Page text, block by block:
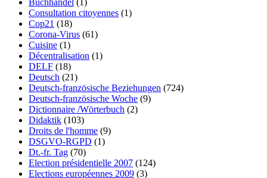
Buchhandel (1)
Consultation citoyennes (1)
Cop21 (18)
Corona-Virus (61)
Cuisine (1)
Décentralisation (1)
DELF (18)
Deutsch (21)
Deutsch-französische Beziehungen (724)
Deutsch-französische Woche (9)
Dictionnaire /Wörterbuch (2)
Didaktik (103)
Droits de l'homme (9)
DSGVO-RGPD (1)
Dt.-fr. Tag (70)
Election présidentielle 2007 (124)
Elections européennes 2009 (3)